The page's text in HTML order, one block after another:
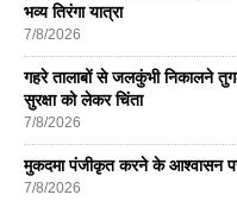
भव्य तिरंगा यात्रा
7/8/2026
गहरे तालाबों से जलकुंभी निकालने
सुरक्षा को लेकर चिंता
7/8/2026
मुकदमा पंजीकृत करने के आश्वासन
7/8/2026